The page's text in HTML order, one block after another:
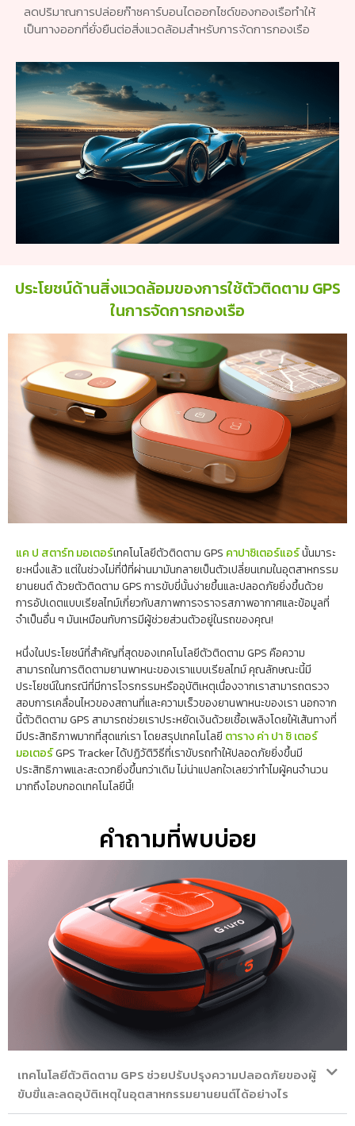
ลดปริมาณการปล่อยก๊าซคาร์บอนไดออกไซด์ของกองเรือทำให้
เป็นทางออกที่ยั่งยืนต่อสิ่งแวดล้อมสำหรับการจัดการกองเรือ
ประโยชน์ด้านสิ่งแวดล้อมของการใช้ตัวติดตาม GPS
ในการจัดการกองเรือ
แค ป สตาร์ท มอเตอร์เทคโนโลยีตัวติดตาม GPS คาปาซิเตอร์แอร์นั้นมาระ
ยะหนึ่งแล้ว แต่ในช่วงไม่กี่ปีที่ผ่านมามันกลายเป็นตัวเปลี่ยนเกมในอุตสาหกรรม
ยานยนต์ ด้วยตัวติดตาม GPS การขับขี่นั้นง่ายขึ้นและปลอดภัยยิ่งขึ้นด้วย
การอัปเดตแบบเรียลไทม์เกี่ยวกับสภาพการจราจรสภาพอากาศและข้อมูลที่
จำเป็นอื่น ๆ มันเหมือนกับการมีผู้ช่วยส่วนตัวอยู่ในรถของคุณ!
หนึ่งในประโยชน์ที่สำคัญที่สุดของเทคโนโลยีตัวติดตาม GPS คือความ
สามารถในการติดตามยานพาหนะของเราแบบเรียลไทม์ คุณลักษณะนี้มี
ประโยชน์ในกรณีที่มีการโจรกรรมหรืออุบัติเหตุเนื่องจากเราสามารถตรวจ
สอบการเคลื่อนไหวของสถานที่และความเร็วของยานพาหนะของเรา นอกจาก
นี้ตัวติดตาม GPS สามารถช่วยเราประหยัดเงินด้วยเชื้อเพลิงโดยให้เส้นทางที่
มีประสิทธิภาพมากที่สุดแก่เรา โดยสรุปเทคโนโลยี ตาราง ค่า ปา ซิ เตอร์
มอเตอร์GPS Tracker ได้ปฏิวัติวิธีที่เราขับรถทำให้ปลอดภัยยิ่งขึ้นมี
ประสิทธิภาพและสะดวกยิ่งขึ้นกว่าเดิม ไม่น่าแปลกใจเลยว่าทำไมผู้คนจำนวน
มากถึงโอบกอดเทคโนโลยีนี้!
คำถามที่พบบ่อย
เทคโนโลยีตัวติดตาม GPS ช่วยปรับปรุงความปลอดภัยของผู้
ขับขี่และลดอุบัติเหตุในอุตสาหกรรมยานยนต์ได้อย่างไร